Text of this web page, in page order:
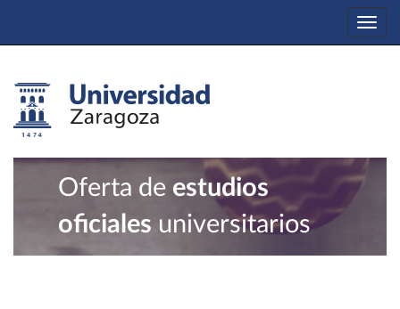
Oferta de estudios
oficiales universitarios